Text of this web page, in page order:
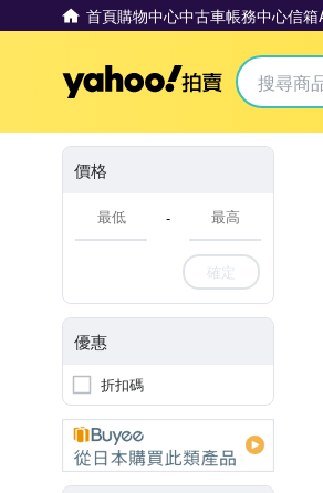
首頁購物中心中古車帳務中心信箱
Yahoo拍賣
價格
-
確定
優惠
折扣碼